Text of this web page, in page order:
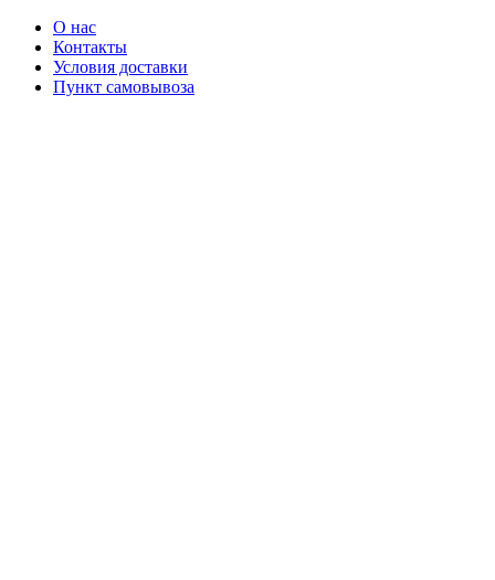
О нас
Контакты
Условия доставки
Пункт самовывоза